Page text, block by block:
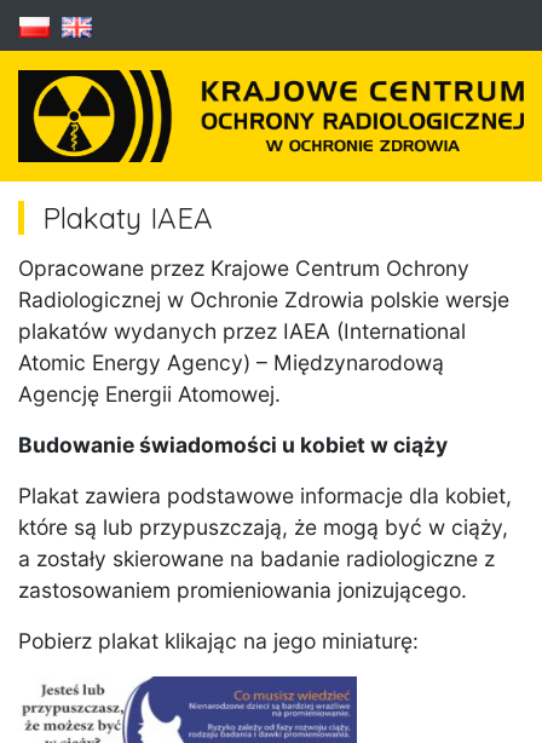
Plakaty IAEA
Opracowane przez Krajowe Centrum Ochrony
Radiologicznej w Ochronie Zdrowia polskie wersje
plakatów wydanych przez IAEA (International
Atomic Energy Agency) – Międzynarodową
Agencję Energii Atomowej.
Budowanie świadomości u kobiet w ciąży
Plakat zawiera podstawowe informacje dla kobiet,
które są lub przypuszczają, że mogą być w ciąży,
a zostały skierowane na badanie radiologiczne z
zastosowaniem promieniowania jonizującego.
Pobierz plakat klikając na jego miniaturę: